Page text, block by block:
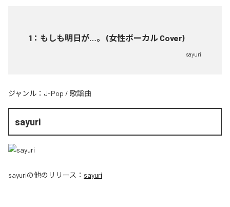
1 ： もしも明日が…。 (女性ボーカル Cover)
sayuri
ジャンル： J-Pop / 歌謡曲
sayuri
sayuriの他のリリース： sayuri